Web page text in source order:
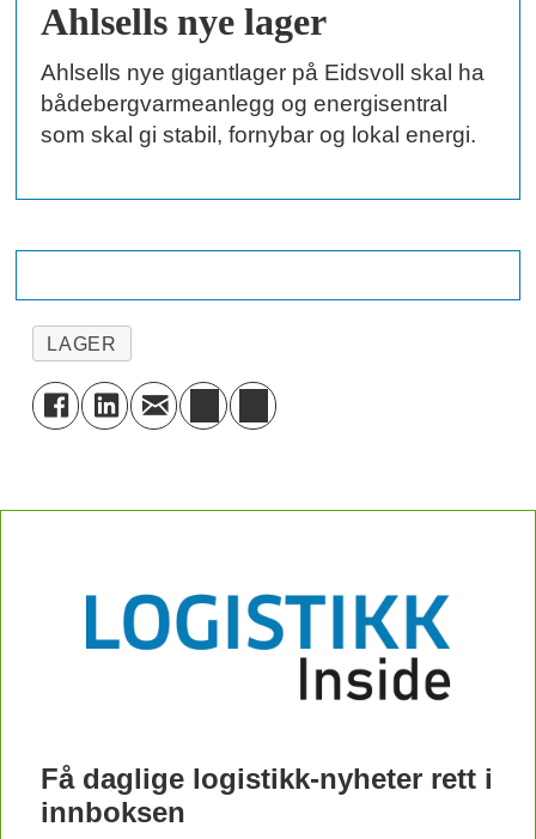
Ahlsells nye lager
Ahlsells nye gigantlager på Eidsvoll skal ha
bådebergvarmeanlegg og energisentral
som skal gi stabil, fornybar og lokal energi.
LAGER
Få daglige logistikk-nyheter rett i
innboksen